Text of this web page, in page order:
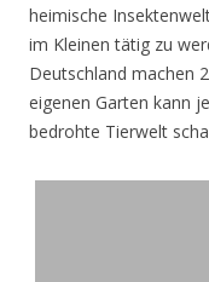
heimische
im Kleinen tätig zu
Deutschland machen
eigenen Garten kann
bedrohte Tierwelt